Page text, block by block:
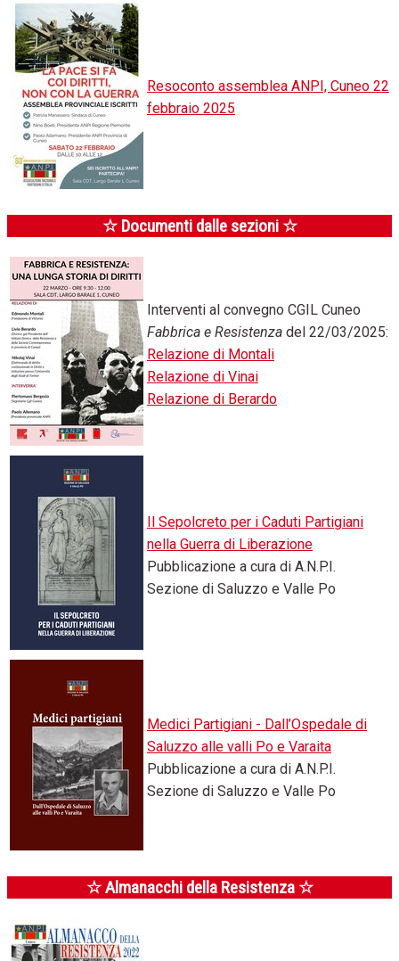
Resoconto assemblea ANPI, Cuneo 22
febbraio 2025
☆ Documenti dalle sezioni ☆
Interventi al convegno CGIL Cuneo
Fabbrica e Resistenza del 22/03/2025:
Relazione di Montali
Relazione di Vinai
Relazione di Berardo
Il Sepolcreto per i Caduti Partigiani
nella Guerra di Liberazione
Pubblicazione a cura di A.N.P.I.
Sezione di Saluzzo e Valle Po
Medici Partigiani - Dall’Ospedale di
Saluzzo alle valli Po e Varaita
Pubblicazione a cura di A.N.P.I.
Sezione di Saluzzo e Valle Po
☆ Almanacchi della Resistenza ☆